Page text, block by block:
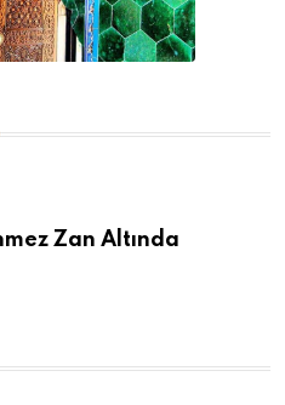
Zan Altında